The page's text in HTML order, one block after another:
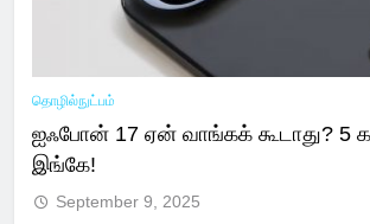
தொழில்நுட்பம்
ஐஃபோன் 17 ஏன் வாங்கக் கூடாது? 5
இங்கே!
September 9, 2025